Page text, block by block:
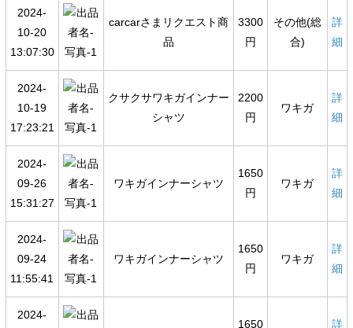
2024-
10-20
13:07:30
carcarさまリクエスト商
品
3300
円
その他(総
合)
詳
細
2024-
10-19
17:23:21
クサクサワキガインナー
シャツ
2200
円
ワキガ
詳
細
2024-
09-26
15:31:27
ワキガインナーシャツ
1650
円
ワキガ
詳
細
2024-
09-24
11:55:41
ワキガインナーシャツ
1650
円
ワキガ
詳
細
2024-
1650 詳